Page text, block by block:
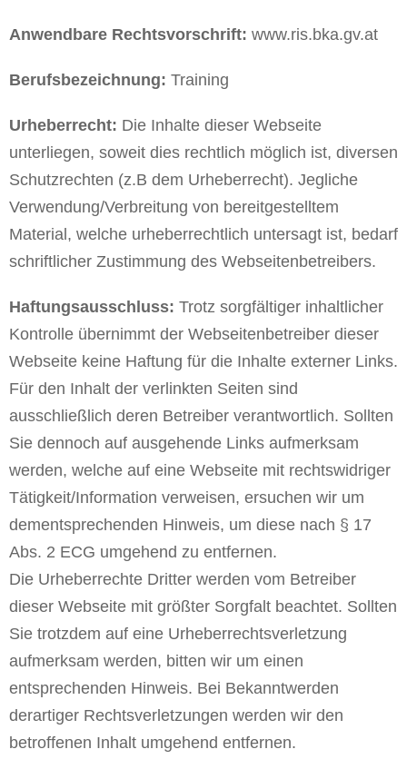
Anwendbare Rechtsvorschrift: www.ris.bka.gv.at
Berufsbezeichnung: Training
Urheberrecht: Die Inhalte dieser Webseite
unterliegen, soweit dies rechtlich möglich ist, diversen
Schutzrechten (z.B dem Urheberrecht). Jegliche
Verwendung/Verbreitung von bereitgestelltem
Material, welche urheberrechtlich untersagt ist, bedarf
schriftlicher Zustimmung des Webseitenbetreibers.
Haftungsausschluss: Trotz sorgfältiger inhaltlicher
Kontrolle übernimmt der Webseitenbetreiber dieser
Webseite keine Haftung für die Inhalte externer Links.
Für den Inhalt der verlinkten Seiten sind
ausschließlich deren Betreiber verantwortlich. Sollten
Sie dennoch auf ausgehende Links aufmerksam
werden, welche auf eine Webseite mit rechtswidriger
Tätigkeit/Information verweisen, ersuchen wir um
dementsprechenden Hinweis, um diese nach § 17
Abs. 2 ECG umgehend zu entfernen.
Die Urheberrechte Dritter werden vom Betreiber
dieser Webseite mit größter Sorgfalt beachtet. Sollten
Sie trotzdem auf eine Urheberrechtsverletzung
aufmerksam werden, bitten wir um einen
entsprechenden Hinweis. Bei Bekanntwerden
derartiger Rechtsverletzungen werden wir den
betroffenen Inhalt umgehend entfernen.